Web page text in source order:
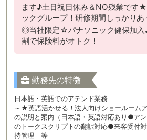
ます♪土日祝日休み＆NO残業です
ックグループ！研修期間しっかり
◎当社限定☆パナソニック健保加入
割で保険料がオトク！
勤務先の特徴
日本語・英語でのアテンド業務
～★英語活かせる！法人向けショールーム
の説明と案内（日本語・英語対応あり●ア
のトークスクリプトの翻訳対応●来客受付
持管理 等